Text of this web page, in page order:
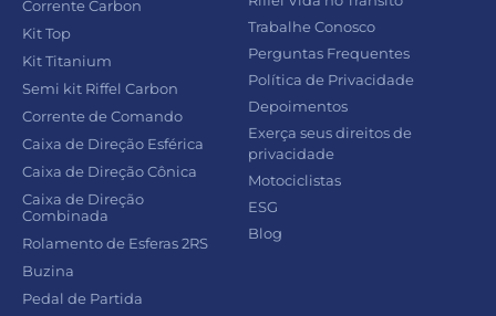
Corrente Carbon
Kit Top
Kit Titanium
Semi kit Riffel Carbon
Corrente de Comando
Caixa de Direção Esférica
Caixa de Direção Cônica
Caixa de Direção
Combinada
Rolamento de Esferas 2RS
Buzina
Pedal de Partida
Trabalhe Conosco
Perguntas Frequentes
Política de Privacidade
Depoimentos
Exerça seus direitos de
privacidade
Motociclistas
ESG
Blog